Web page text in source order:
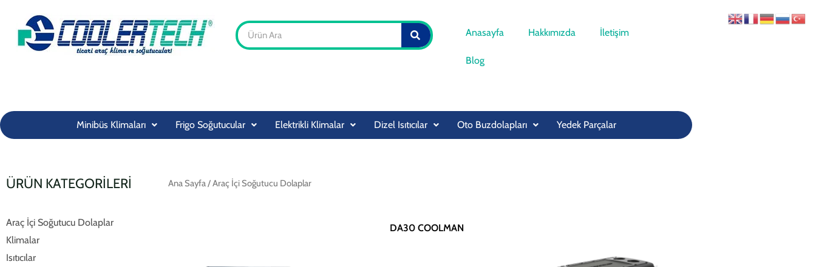
SEARCH
Anasayfa Hakkımızda İletişim
Blog
Minibüs Klimaları Frigo Soğutucular Elektrikli Klimalar Dizel Isıtıcılar Oto Buzdolapları Yedek Parçalar
ÜRÜN KATEGORİLERİ
Araç İçi Soğutucu Dolaplar
Klimalar
Isıtıcılar
Ana Sayfa/ Araç İçi Soğutucu Dolaplar
DA30 COOLMAN